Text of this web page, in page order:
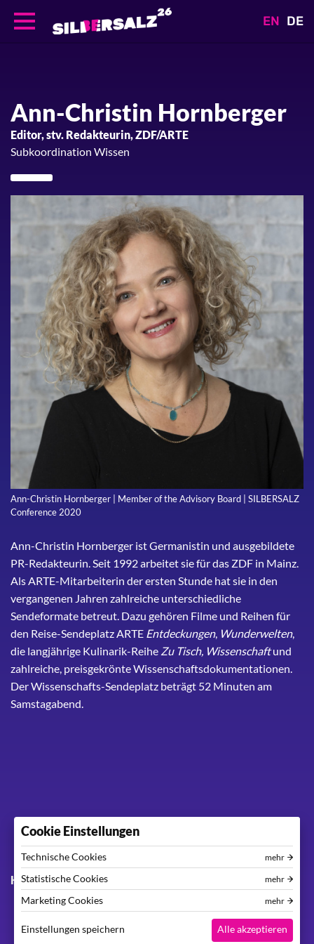
DE
EN
Ann-Christin Hornberger
Editor, stv. Redakteurin, ZDF/ARTE
Subkoordination Wissen
Ann-Christin Hornberger | Member of the Advisory Board | SILBERSALZ
Conference 2020
Ann-Christin Hornberger ist Germanistin und ausgebildete
PR-Redakteurin. Seit 1992 arbeitet sie für das ZDF in Mainz.
Als ARTE-Mitarbeiterin der ersten Stunde hat sie in den
vergangenen Jahren zahlreiche unterschiedliche
Sendeformate betreut. Dazu gehören Filme und Reihen für
den Reise-Sendeplatz ARTE Entdeckungen, Wunderwelten,
die langjährige Kulinarik-Reihe Zu Tisch, Wissenschaftund
zahlreiche, preisgekrönte Wissenschaftsdokumentationen.
Der Wissenschafts-Sendeplatz beträgt 52 Minuten am
Samstagabend.
Kontakt Impressum
Cookie Einstellungen
Technische Cookies mehr
Statistische Cookies mehr
Marketing Cookies mehr
Einstellungen speichern Alle akzeptieren